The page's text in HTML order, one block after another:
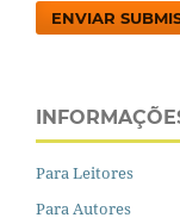
ENVIAR
Para Leitores
Para Autores